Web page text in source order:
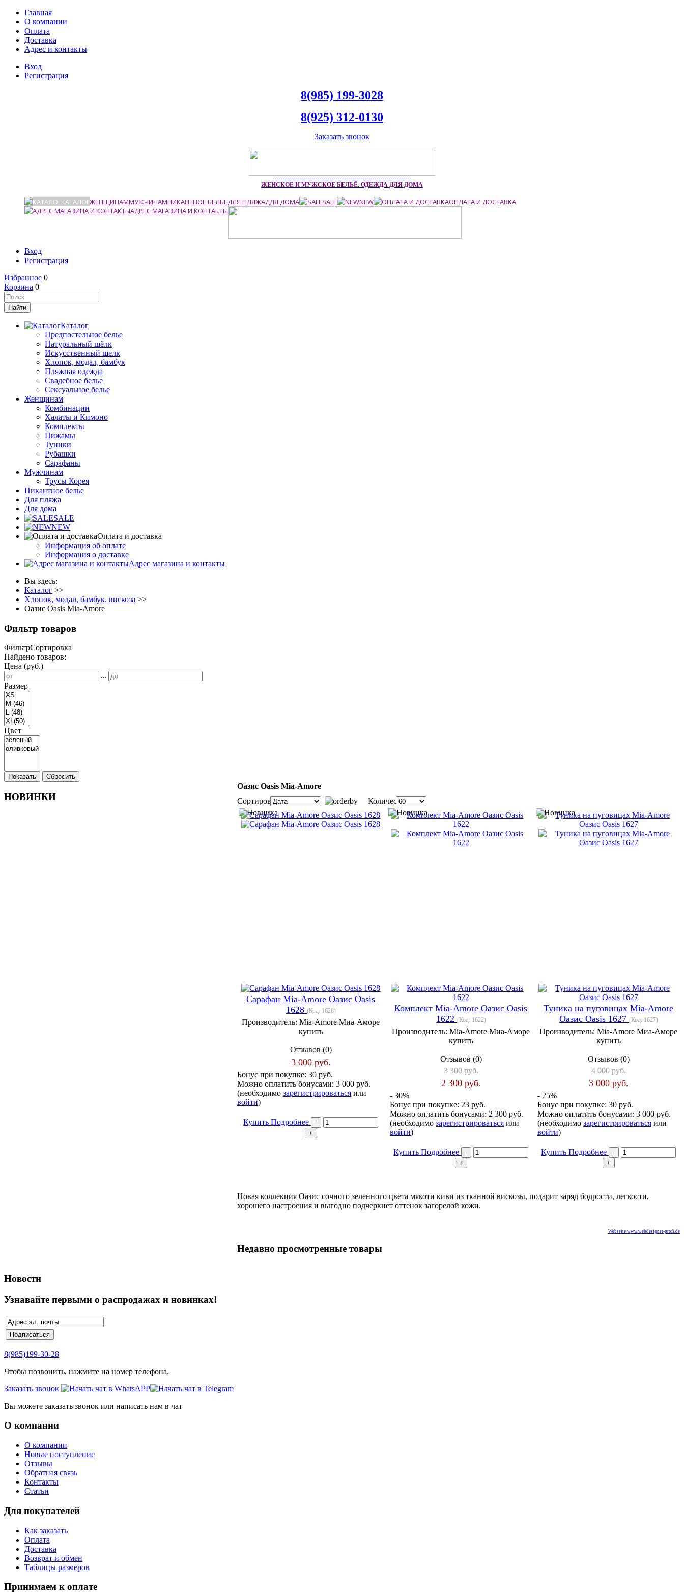
Главная
О компании
Оплата
Доставка
Адрес и контакты
Вход
Регистрация
8(985) 199-3028
8(925) 312-0130
Заказать звонок
--------------------------------------------------------------------
ЖЕНСКОЕ И МУЖСКОЕ БЕЛЬЁ. ОДЕЖДА ДЛЯ ДОМА
КАТАЛОГЖЕНЩИНАММУЖЧИНАМПИКАНТНОЕ БЕЛЬЕДЛЯ ПЛЯЖАДЛЯ ДОМА SALE NEW
ОПЛАТА И ДОСТАВКА
АДРЕС МАГАЗИНА И КОНТАКТЫ
Вход
Регистрация
Избранное 0
Корзина 0
Каталог
Предпостельное белье
Натуральный шёлк
Искусственный шелк
Хлопок, модал, бамбук
Пляжная одежда
Свадебное белье
Сексуальное белье
Женщинам
Комбинации
Халаты и Кимоно
Комплекты
Пижамы
Туники
Рубашки
Сарафаны
Мужчинам
Трусы Корея
Пикантное белье
Для пляжа
Для дома
SALE
NEW
Оплата и доставка
Информация об оплате
Информация о доставке
Адрес магазина и контакты
Вы здесь:
Каталог >>
Хлопок, модал, бамбук, вискоза >>
Оазис Oasis Mia-Amore
Фильтр товаров
ФильтрСортировка
Найдено товаров:
Цена (руб.)
...
Размер
Цвет
Показать Сбросить
Оазис Oasis Mia-Amore
Сортировка:
Количество:
Сарафан Mia-Amore Оазис Oasis
1628 (Код: 1628)
Производитель:Mia-Amore Миа-Аморе
купить
Отзывов (0)
3 000 руб.
Бонус при покупке: 30 руб.
Можно оплатить бонусами: 3 000 руб.
(необходимо зарегистрироваться или
войти)
КупитьПодробнее
Комплект Mia-Amore Оазис Oasis
1622 (Код: 1622)
Производитель:Mia-Amore Миа-Аморе
купить
Отзывов (0)
3 300 руб.
2 300 руб.
- 30%
Бонус при покупке: 23 руб.
Можно оплатить бонусами: 2 300 руб.
(необходимо зарегистрироватьсяили
войти)
КупитьПодробнее
Туника на пуговицах Mia-Amore
Оазис Oasis 1627 (Код: 1627)
Производитель:Mia-Amore Миа-Аморе
купить
Отзывов (0)
4 000 руб.
3 000 руб.
- 25%
Бонус при покупке: 30 руб.
Можно оплатить бонусами: 3 000 руб.
(необходимо зарегистрироватьсяили
войти)
КупитьПодробнее
Новая коллекция Оазис сочного зеленного цвета мякоти киви из тканной вискозы, подарит заряд бодрости, легкости,
хорошего настроения и выгодно подчеркнет оттенок загорелой кожи.
Webseite www.webdesigner-profi.de
Недавно просмотренные товары
НОВИНКИ
Новости
Узнавайте первыми о распродажах и новинках!
8(985)199-30-28
Чтобы позвонить, нажмите на номер телефона.
Заказать звонок
Вы можете заказать звонок или написать нам в чат
О компании
О компании
Новые поступление
Отзывы
Обратная связь
Контакты
Статьи
Для покупателей
Как заказать
Оплата
Доставка
Возврат и обмен
Таблицы размеров
Принимаем к оплате